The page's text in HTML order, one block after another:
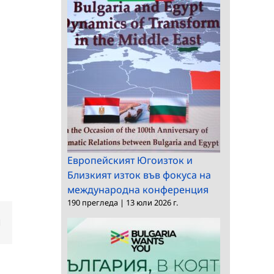
Електронна
Европейският Югоизток и
Близкият изток във фокуса на
международна конференция
190 прегледа | 13 юли 2026 г.